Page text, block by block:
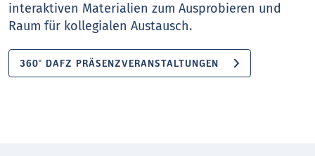
interaktiven Materialien zum Ausprobieren und
Raum für kollegialen Austausch.
360° DAFZ PRÄSENZVERANSTALTUNGEN